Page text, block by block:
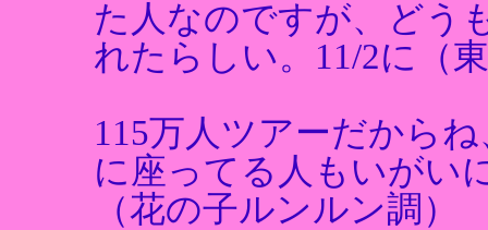
た人なのですが、どう
れたらしい。11/2に（
115万人ツアーだから
に座ってる人もいがい
（花の子ルンルン調）